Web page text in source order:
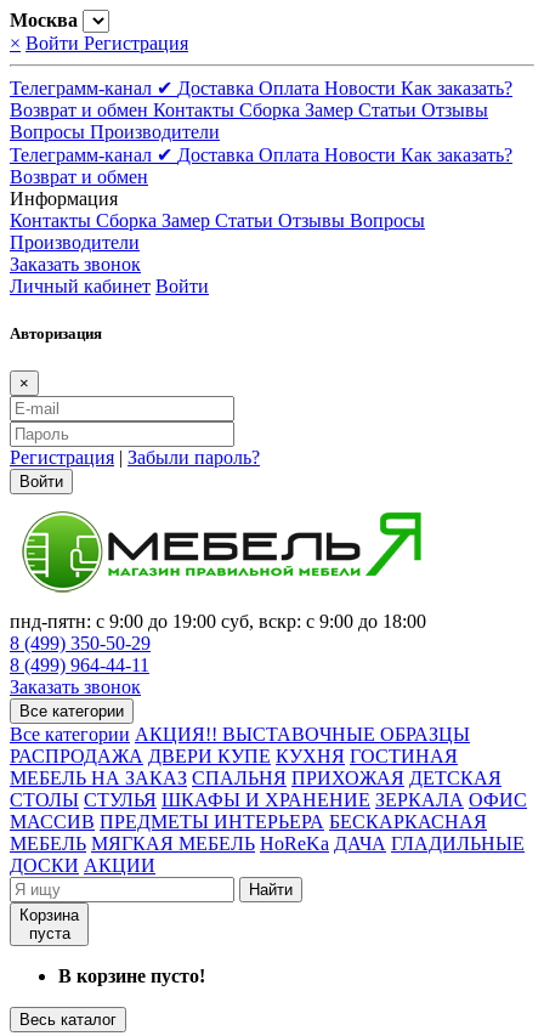
Москва
× Войти Регистрация
Телеграмм-канал ✔ Доставка Оплата Новости Как заказать?
Возврат и обмен Контакты Сборка Замер Статьи Отзывы
Вопросы Производители
Телеграмм-канал ✔ Доставка Оплата Новости Как заказать?
Возврат и обмен
Информация
Контакты Сборка Замер Статьи Отзывы Вопросы
Производители
Заказать звонок
Личный кабинет Войти
Авторизация
×
Регистрация | Забыли пароль?
Войти
пнд-пятн: с 9:00 до 19:00 суб, вскр: с 9:00 до 18:00
8 (499) 350-50-29
8 (499) 964-44-11
Заказать звонок
Все категории
Все категории АКЦИЯ!! ВЫСТАВОЧНЫЕ ОБРАЗЦЫ
РАСПРОДАЖА ДВЕРИ КУПЕ КУХНЯ ГОСТИНАЯ
МЕБЕЛЬ НА ЗАКАЗ СПАЛЬНЯ ПРИХОЖАЯ ДЕТСКАЯ
СТОЛЫ СТУЛЬЯ ШКАФЫ И ХРАНЕНИЕ ЗЕРКАЛА ОФИС
МАССИВ ПРЕДМЕТЫ ИНТЕРЬЕРА БЕСКАРКАСНАЯ
МЕБЕЛЬ МЯГКАЯ МЕБЕЛЬ HoReKa ДАЧА ГЛАДИЛЬНЫЕ
ДОСКИ АКЦИИ
Найти
Корзина
пуста
В корзине пусто!
Весь каталог